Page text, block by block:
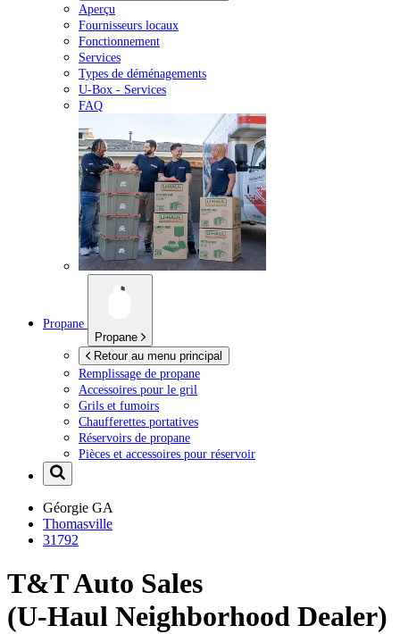
Aperçu
Fournisseurs locaux
Fonctionnement
Services
Types de déménagements
U-Box - Services
FAQ
Propane
Propane
Retour au menu principal
Remplissage de propane
Accessoires pour le gril
Grils et fumoirs
Chaufferettes portatives
Réservoirs de propane
Pièces et accessoires pour réservoir
Géorgie GA
Thomasville
31792
T&T Auto Sales
(U-Haul Neighborhood Dealer)